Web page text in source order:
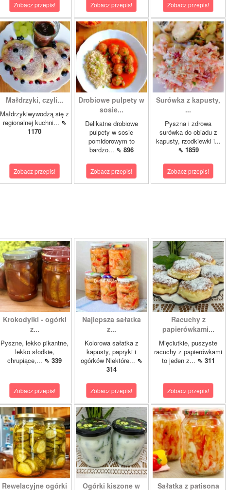
Zobacz przepis! Zobacz przepis! Zobacz przepis!
Małdrzyki, czyli...
Małdrzykiwywodzą się z
regionalnej kuchni... ⇖
1170
Zobacz przepis!
Drobiowe pulpety w
sosie...
Delikatne drobiowe
pulpety w sosie
pomidorowym to
bardzo... ⇖ 896
Zobacz przepis!
Surówka z kapusty,
...
Pyszna i zdrowa
surówka do obiadu z
kapusty, rzodkiewki i...
⇖ 1859
Zobacz przepis!
Krokodylki - ogórki
z...
Pyszne, lekko pikantne,
lekko słodkie,
chrupiące,... ⇖ 339
Zobacz przepis!
Najlepsza sałatka
z...
Kolorowa sałatka z
kapusty, papryki i
ogórków Niektóre... ⇖
314
Zobacz przepis!
Racuchy z
papierówkami...
Mięciutkie, puszyste
racuchy z papierówkami
to jeden z... ⇖ 311
Zobacz przepis!
Rewelacyjne ogórki Ogórki kiszone w Sałatka z patisona